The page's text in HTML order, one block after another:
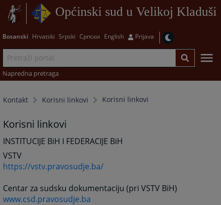
Općinski sud u Velikoj Kladuši
Bosanski Hrvatski Srpski Српски English Prijava
Napredna pretraga
Kontakt Korisni linkovi Korisni linkovi
Korisni linkovi
INSTITUCIJE BiH I FEDERACIJE BiH
VSTV
https://vstv.pravosudje.ba/
Centar za sudsku dokumentaciju (pri VSTV BiH)
www.csd.pravosudje.ba